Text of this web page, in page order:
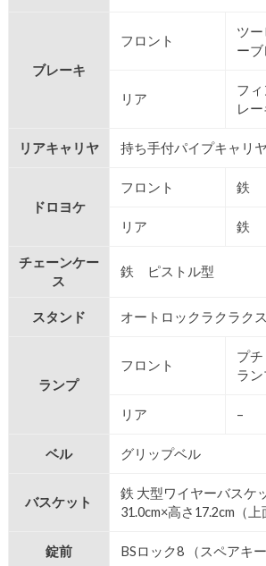
ブレーキ
フロント
ツ
ーブ
リア
フ
レー
リアキャリヤ 持ち手付パイプキャリヤ
ドロヨケ
フロント 鉄
リア 鉄
チェーンケー
ス
鉄 ピストル型
スタンド オートロックラクラク
ランプ
フロント
プ
ラン
リア –
ベル グリップベル
バスケット
鉄 大型ワイヤーバスケ
31.0cm×高さ17.2cm（上
錠前 BSロック8 （スペアキー